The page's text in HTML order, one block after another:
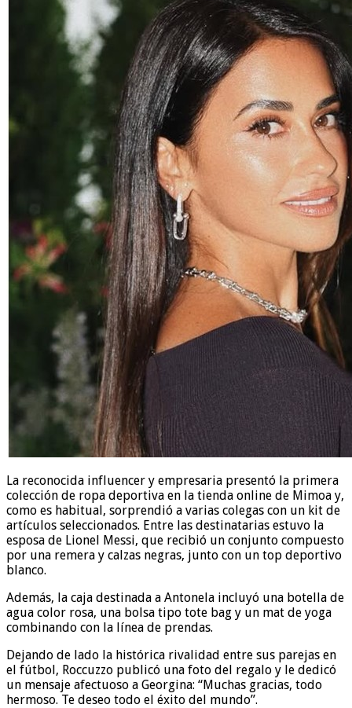
La reconocida influencer y empresaria presentó la primera
colección de ropa deportiva en la tienda online de Mimoa y,
como es habitual, sorprendió a varias colegas con un kit de
artículos seleccionados. Entre las destinatarias estuvo la
esposa de Lionel Messi, que recibió un conjunto compuesto
por una remera y calzas negras, junto con un top deportivo
blanco.
Además, la caja destinada a Antonela incluyó una botella de
agua color rosa, una bolsa tipo tote bag y un mat de yoga
combinando con la línea de prendas.
Dejando de lado la histórica rivalidad entre sus parejas en
el fútbol, Roccuzzo publicó una foto del regalo y le dedicó
un mensaje afectuoso a Georgina: “Muchas gracias, todo
hermoso. Te deseo todo el éxito del mundo”.